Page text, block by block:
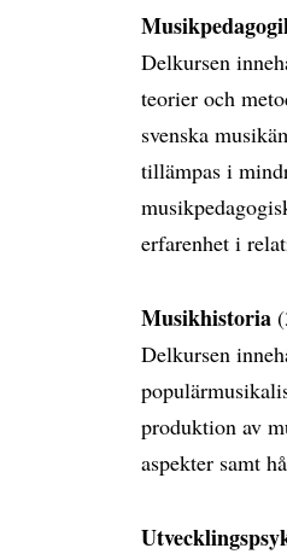
Delkursen
teorier och
svenska
tillämpas i
erfarenhet i
Musikhistoria
Delkursen
produktion av
aspekter samt